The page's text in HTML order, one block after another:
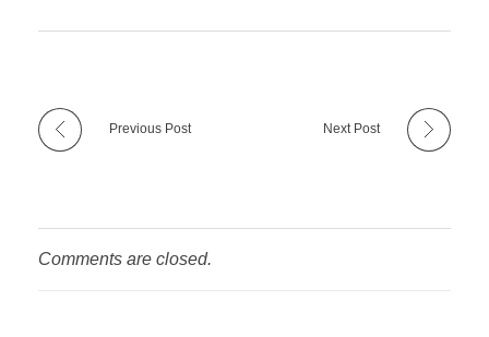
Previous Post Next Post
Comments are closed.